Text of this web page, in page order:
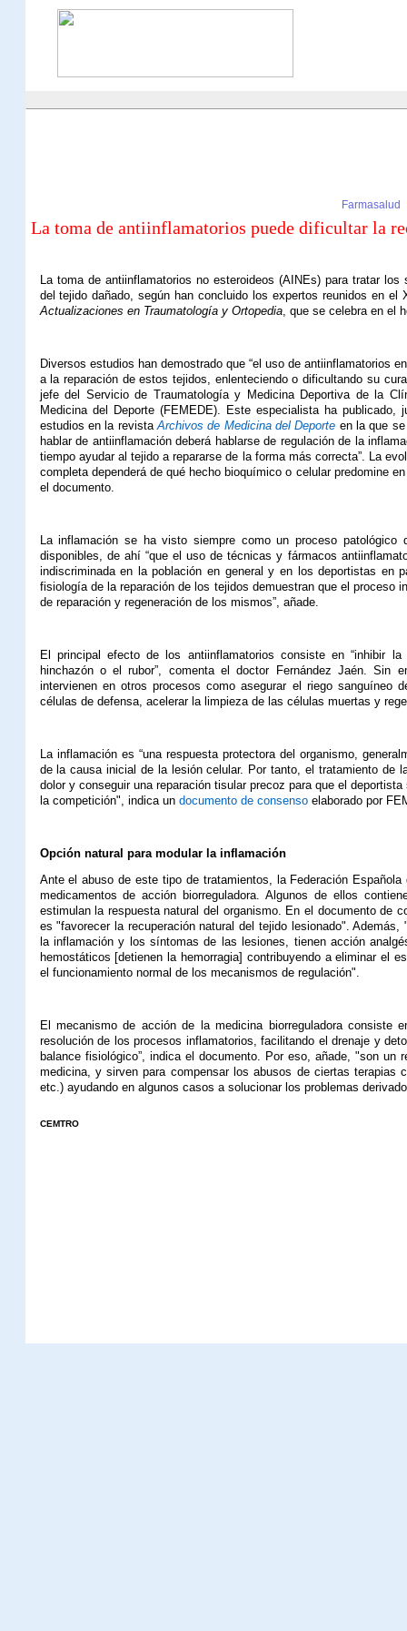
Farmasalud
La toma de antiinflamatorios puede dificultar la
La toma de antiinflamatorios no esteroideos (AINEs) para tratar
del tejido dañado, según han concluido los expertos reunidos en
Actualizaciones en Traumatología y Ortopedia, que se celebra en el
Diversos estudios han demostrado que “el uso de antiinflamatorios
a la reparación de estos tejidos, enlenteciendo o dificultando su
jefe del Servicio de Traumatología y Medicina Deportiva de la
Medicina del Deporte (FEMEDE). Este especialista ha
estudios en la revistaArchivos de Medicina del Deporte en la que
hablar de antiinflamación deberá hablarse de regulación de la
tiempo ayudar al tejido a repararse de la forma más correcta”. La
completa dependerá de qué hecho bioquímico o celular predomine
el documento.
La inflamación se ha visto siempre como un proceso
disponibles, de ahí “que el uso de técnicas y fármacos
indiscriminada en la población en general y en los deportistas en
fisiología de la reparación de los tejidos demuestran que el proceso
de reparación y regeneración de los mismos”, añade.
El principal efecto de los antiinflamatorios consiste en “inhibir
hinchazón o el rubor”, comenta el doctor Fernández Jaén. Sin
intervienen en otros procesos como asegurar el riego sanguíneo
células de defensa, acelerar la limpieza de las células muertas y
La inflamación es “una respuesta protectora del organismo,
de la causa inicial de la lesión celular. Por tanto, el tratamiento de
dolor y conseguir una reparación tisular precoz para que el
la competición", indica un documento de consensoelaborado por
Opción natural para modular la inflamación
Ante el abuso de este tipo de tratamientos, la Federación
medicamentos de acción biorreguladora. Algunos de ellos
estimulan la respuesta natural del organismo. En el documento de
es "favorecer la recuperación natural del tejido lesionado".
la inflamación y los síntomas de las lesiones, tienen acción
hemostáticos [detienen la hemorragia] contribuyendo a eliminar el
el funcionamiento normal de los mecanismos de regulación".
El mecanismo de acción de la medicina biorreguladora consiste
resolución de los procesos inflamatorios, facilitando el drenaje y
balance fisiológico”, indica el documento. Por eso, añade, "son
medicina, y sirven para compensar los abusos de ciertas terapias
etc.) ayudando en algunos casos a solucionar los problemas
CEMTRO